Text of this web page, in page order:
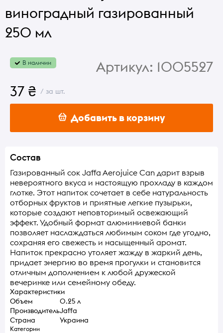
виноградный газированный
250 мл
В наличии Артикул: 1005527
37 ₴ / за шт.
Добавить в корзину
Состав
Газированный сок Jaffa Aerojuice Can дарит взрыв
невероятного вкуса и настоящую прохладу в каждом
глотке. Этот напиток сочетает в себе натуральность
отборных фруктов и приятные легкие пузырьки,
которые создают неповторимый освежающий
эффект. Удобный формат алюминиевой банки
позволяет наслаждаться любимым соком где угодно,
сохраняя его свежесть и насыщенный аромат.
Напиток прекрасно утоляет жажду в жаркий день,
придает энергию во время прогулки и становится
отличным дополнением к любой дружеской
вечеринке или семейному обеду.
Характеристики
Объем
0.25 л
ПроизводительJaffa
Страна
Украина
Категории